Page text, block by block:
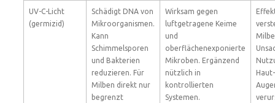
UV-C-Licht
(germizid)
Schädigt DNA von
Mikroorganismen.
Kann
Schimmelsporen
und Bakterien
reduzieren. Für
Milben direkt nur
begrenzt
Wirksam gegen
luftgetragene Keime
und
oberflächenexponierte
Mikroben. Ergänzend
nützlich in
kontrollierten
Systemen.